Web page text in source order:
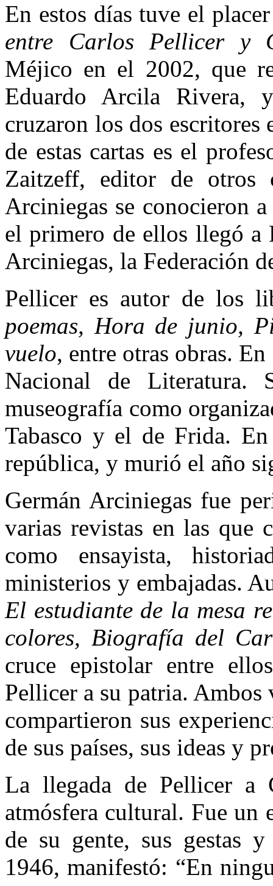
En estos días tuve el
entre Carlos Pellicer y
Méjico en el 2002, que
Eduardo Arcila Rivera,
cruzaron los dos
de estas cartas es el
Zaitzeff, editor de otros
Arciniegas se conocieron
el primero de ellos llegó
Arciniegas, la Federación
Pellicer es autor de los
poemas, Hora de junio,
vuelo, entre otras obras.
Nacional de Literatura.
museografía como
Tabasco y el de Frida.
república, y murió el año
Germán Arciniegas fue
varias revistas en las que
como ensayista,
ministerios y embajadas.
El estudiante de la mesa
colores, Biografía del
cruce epistolar entre
Pellicer a su patria.
compartieron sus
de sus países, sus ideas y
La llegada de Pellicer a
atmósfera cultural. Fue un
de su gente, sus gestas
1946, manifestó: “En